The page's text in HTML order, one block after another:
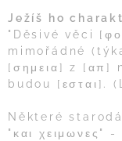
Ježíš ho
"Děsivé věci
mimořádné
[σημεια] z [απ]
budou [εσται].
Některé
"και χειμωνες" -